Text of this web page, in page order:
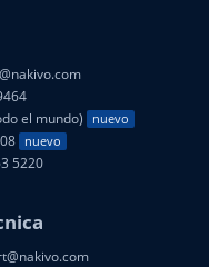
el mundo) nuevo
nuevo
5220